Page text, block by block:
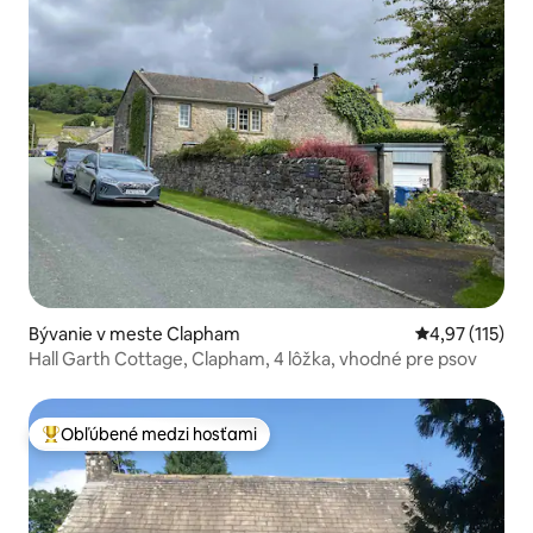
Bývanie v meste Clapham Priemerné
4,97 (115)
Hall Garth Cottage, Clapham, 4 lôžka, vhodné pre psov
Najobľúbenejšie medzi hosťami
Obľúbené medzi hosťami